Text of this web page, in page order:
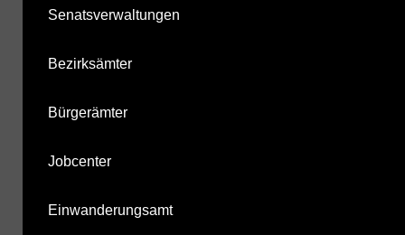
Senatsverwaltungen
Bezirksämter
Bürgerämter
Jobcenter
Einwanderungsamt